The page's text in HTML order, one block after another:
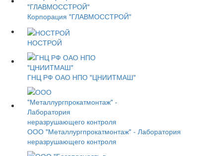
Корпорация "ГЛАВМОССТРОЙ"
НОСТРОЙ
ГНЦ РФ ОАО НПО "ЦНИИТМАШ"
ООО "Металлургпрокатмонтаж" - Лаборатория
неразрушающего контроля